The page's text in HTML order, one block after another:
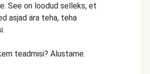
See on loodud selleks, et
asjad ära teha, teha
teadmisi? Alustame.